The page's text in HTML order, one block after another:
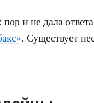
и не дала
. Существует